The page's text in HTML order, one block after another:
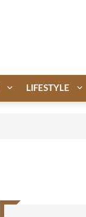
LIFESTYLE